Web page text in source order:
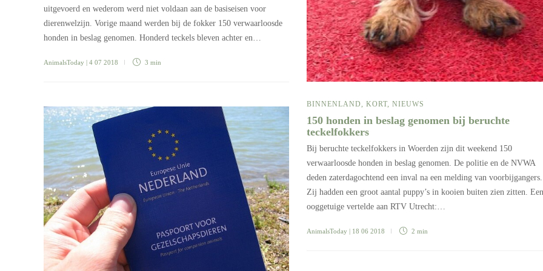
uitgevoerd en wederom werd niet voldaan aan de basiseisen voor
dierenwelzijn. Vorige maand werden bij de fokker 150 verwaarloosde
honden in beslag genomen. Honderd teckels bleven achter en…
AnimalsToday | 4 07 2018 3 min
BINNENLAND, KORT, NIEUWS
150 honden in beslag genomen bij beruchte
teckelfokkers
Bij beruchte teckelfokkers in Woerden zijn dit weekend 150
verwaarloosde honden in beslag genomen. De politie en de NVWA
deden zaterdagochtend een inval na een melding van voorbijgangers.
Zij hadden een groot aantal puppy’s in kooien buiten zien zitten. Een
ooggetuige vertelde aan RTV Utrecht:…
AnimalsToday | 18 06 2018 2 min